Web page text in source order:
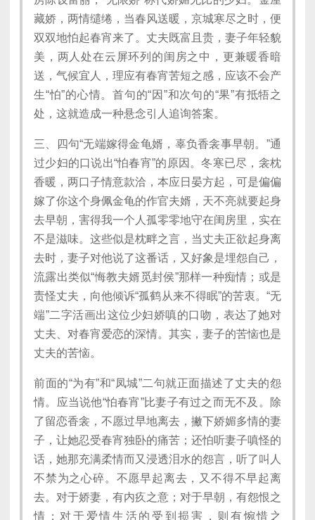
藏娇，两情缱绻，当春风送暖，京城寒尽之时，便
双双地怕起春宵来了。丈夫既富且贵，妻子年轻貌
美，两人处在云屏环列的闺房之中，更兼暖香暗
送，气候宜人，理应有春宵苦短之感，应该不会产
生“怕”的心情。首句的“因”和次句的“果”有抵牾之
处，这就造成一种悬念引人追询答案。
三、四句“无端嫁得金龟婿，辜负香衾事早朝。”通
过少妇的口说出“怕春宵”的原因。冬寒已尽，衾枕
香暖，两口子情意款洽，本应日晏方起，可是偏偏
嫁了你这个身佩金龟的作官夫婿，天不亮就要起身
去早朝，害得我一个人孤零零地守在闺房里，实在
不是滋味。这些似是枕畔之言，当丈夫正欲起身离
去时，妻子对他说了这番话，又好象是埋怨自己，
流露出类似“悔教夫婿觅封侯”那样一种痴情；或是
责怪丈夫，向他倾诉“孤鹤从来不得眠”的苦衷。“无
端”二字活画出这位少妇娇嗔的口吻，表达了她对
丈夫、对春宵爱恋的深情。其实，妻子的苦恼也是
丈夫的苦恼。
前面的“为有”和“凤城”二句就正面描述了丈夫的怨
情。应当说他“怕春宵”比妻子有过之而无不及。除
了留恋香衾，不愿过早地离去，撇下娇媚多情的妻
子，让她忍受春宵独卧的痛苦；还怕听妻子嗔怪的
话，她那充满柔情而又浸透泪水的怨言，听了叫人
不禁为之心碎。不愿早起离去，又不得不早起离
去。对于娇妻，有内疚之意；对于早朝，有怨恨之
情；对于爱情生活的受到损害，则有惋惜之